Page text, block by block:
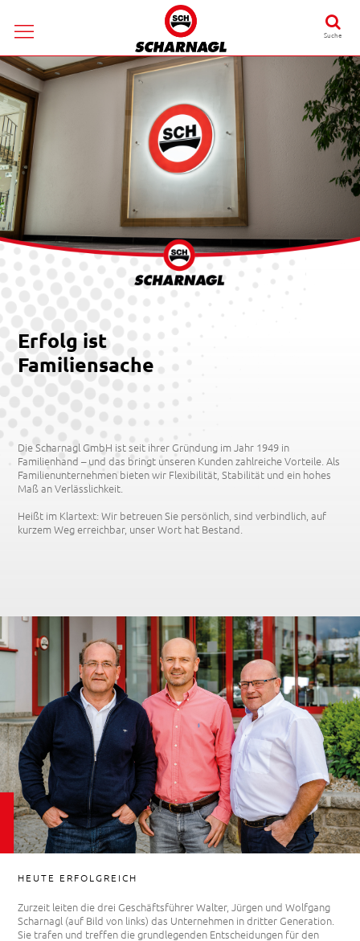
Suche
Erfolg ist
Familiensache
Die Scharnagl GmbH ist seit ihrer Gründung im Jahr 1949 in
Familienhand – und das bringt unseren Kunden zahlreiche Vorteile. Als
Familienunternehmen bieten wir Flexibilität, Stabilität und ein hohes
Maß an Verlässlichkeit.
Heißt im Klartext: Wir betreuen Sie persönlich, sind verbindlich, auf
kurzem Weg erreichbar, unser Wort hat Bestand.
HEUTE ERFOLGREICH
Zurzeit leiten die drei Geschäftsführer Walter, Jürgen und Wolfgang
Scharnagl (auf Bild von links) das Unternehmen in dritter Generation.
Sie trafen und treffen die grundlegenden Entscheidungen für den